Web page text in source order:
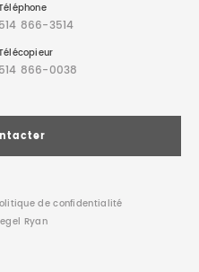
514 866-3514
514 866-0038
de confidentialité
Ryan